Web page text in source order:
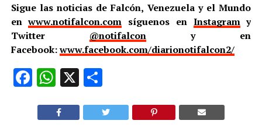
Sigue las noticias de Falcón, Venezuela y el Mundo
enwww.notifalcon.com síguenos en Instagramy
Twitter @notifalcony en
Facebook:www.facebook.com/diarionotifalcon2/
Facebook
WhatsApp
X Compartir